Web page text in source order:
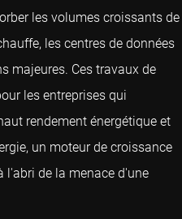
les volumes croissants de
les centres de données
majeures. Ces travaux de
les entreprises qui
rendement énergétique et
un moteur de croissance
l'abri de la menace d'une